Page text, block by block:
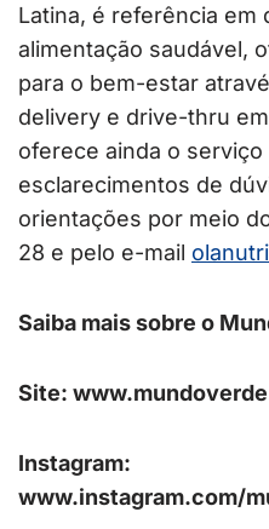
Latina, é referência em
alimentação saudável,
para o bem-estar
delivery e drive-thru
oferece ainda o
esclarecimentos de
orientações por meio
28 e pelo e-mail
Saiba mais sobre o
Site:
Instagram:
www.instagram.com/